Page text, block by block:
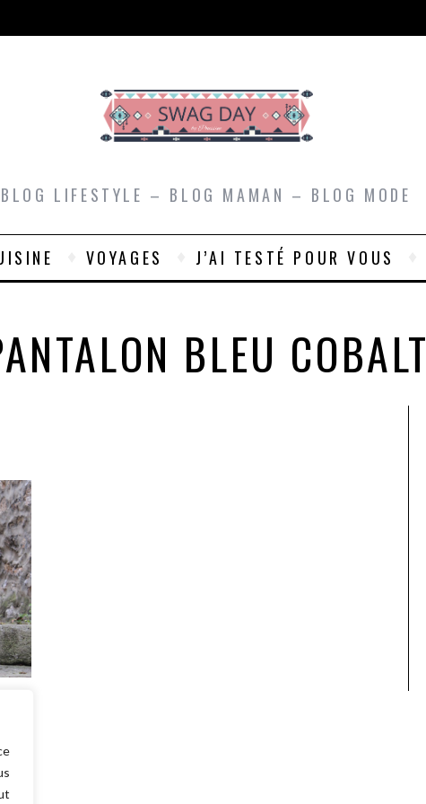
BLOG LIFESTYLE – BLOG MAMAN – BLOG MODE
VOYAGES J’AI TESTÉ POUR VOUS
BLEU COBALT